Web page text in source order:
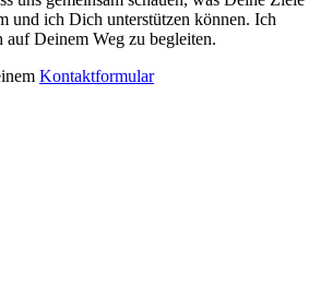
und ich Dich unterstützen können. Ich
Deinem Weg zu begleiten.
Kontaktformular